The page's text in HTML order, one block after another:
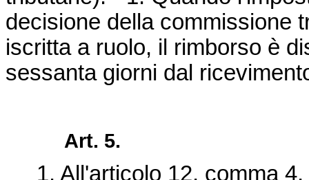
decisione della commissione
iscritta a ruolo, il rimborso è
sessanta giorni dal
Art. 5.
1. All'articolo 12, comma